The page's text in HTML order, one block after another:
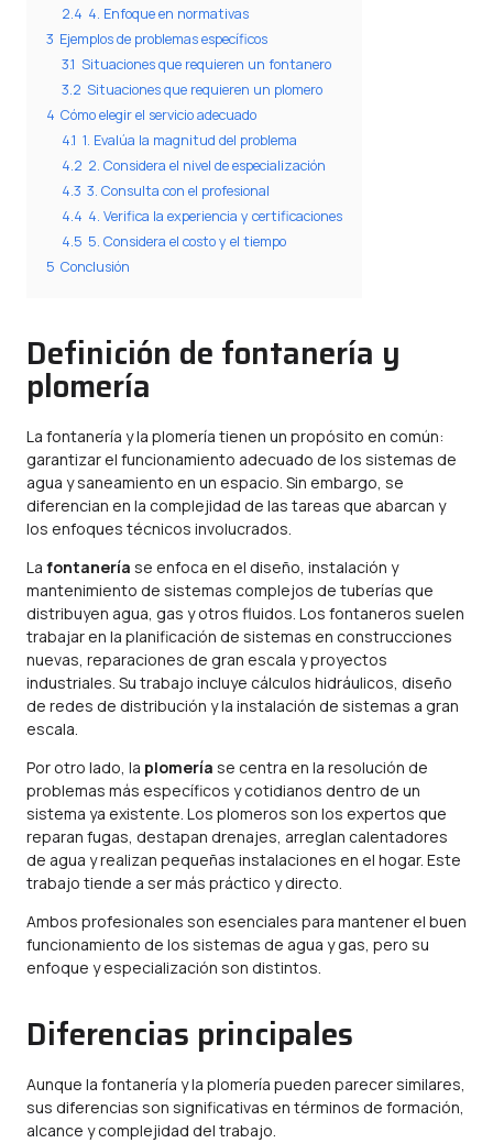
2.4 4. Enfoque en normativas
3 Ejemplos de problemas específicos
3.1 Situaciones que requieren un fontanero
3.2 Situaciones que requieren un plomero
4 Cómo elegir el servicio adecuado
4.1 1. Evalúa la magnitud del problema
4.2 2. Considera el nivel de especialización
4.3 3. Consulta con el profesional
4.4 4. Verifica la experiencia y certificaciones
4.5 5. Considera el costo y el tiempo
5 Conclusión
Definición de fontanería y
plomería
La fontanería y la plomería tienen un propósito en común:
garantizar el funcionamiento adecuado de los sistemas de
agua y saneamiento en un espacio. Sin embargo, se
diferencian en la complejidad de las tareas que abarcan y
los enfoques técnicos involucrados.
La fontanería se enfoca en el diseño, instalación y
mantenimiento de sistemas complejos de tuberías que
distribuyen agua, gas y otros fluidos. Los fontaneros suelen
trabajar en la planificación de sistemas en construcciones
nuevas, reparaciones de gran escala y proyectos
industriales. Su trabajo incluye cálculos hidráulicos, diseño
de redes de distribución y la instalación de sistemas a gran
escala.
Por otro lado, la plomería se centra en la resolución de
problemas más específicos y cotidianos dentro de un
sistema ya existente. Los plomeros son los expertos que
reparan fugas, destapan drenajes, arreglan calentadores
de agua y realizan pequeñas instalaciones en el hogar. Este
trabajo tiende a ser más práctico y directo.
Ambos profesionales son esenciales para mantener el buen
funcionamiento de los sistemas de agua y gas, pero su
enfoque y especialización son distintos.
Diferencias principales
Aunque la fontanería y la plomería pueden parecer similares,
sus diferencias son significativas en términos de formación,
alcance y complejidad del trabajo.